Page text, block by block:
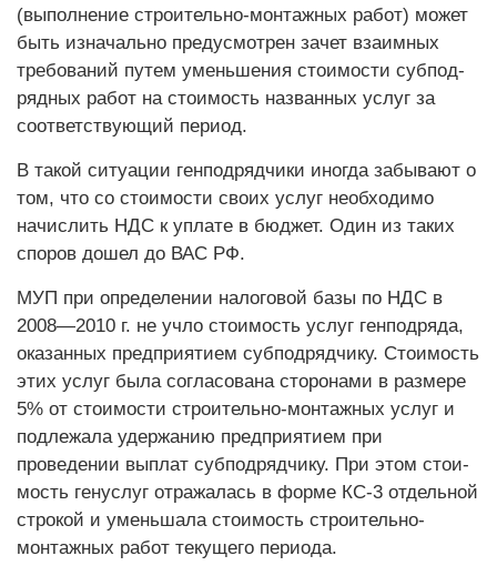
(выполнение строительно-монтажных работ) может
быть изначально предусмотрен зачет взаимных
требований путем уменьшения стоимости субпод­
рядных работ на стоимость названных услуг за
соответствующий период.
В такой ситуации генподрядчики иногда забывают о
том, что со стоимости своих услуг необходимо
начислить НДС к уплате в бюджет. Один из таких
споров дошел до ВАС РФ.
МУП при определении налоговой базы по НДС в
2008—2010 г. не учло стоимость услуг генподряда,
оказанных предприя­тием субподрядчику. Стоимость
этих услуг была согласована сторонами в размере
5% от стоимости строительно-монтажных услуг и
подлежала удержанию предприятием при
проведении выплат субподрядчику. При этом стои­
мость генуслуг отражалась в форме ­КС-3 отдельной
строкой и уменьшала стоимость строительно-
монтажных работ текущего периода.